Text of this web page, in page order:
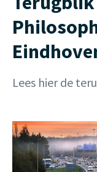
Lees hier de